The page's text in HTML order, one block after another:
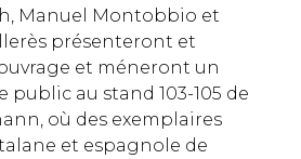
Manuel Montobbio et
présenteront et
et méneront un
public au stand 103-105 de
où des exemplaires
et espagnole de